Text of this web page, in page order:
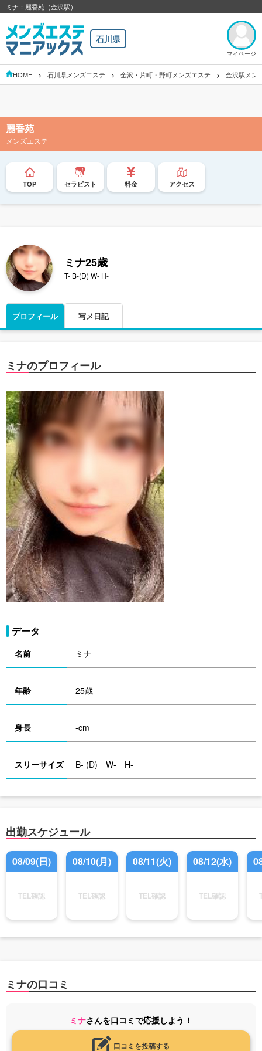
ミナ：麗香苑（金沢駅）
石川県
マイページ
HOME 石川県メンズエステ 金沢・片町・野町メンズエステ 金沢駅メン
麗香苑
メンズエステ
TOP セラピスト 料金 アクセス
ミナ25歳
T- B-(D) W- H-
プロフィール 写メ日記
ミナのプロフィール
データ
名前 ミナ
年齢 25歳
身長 -cm
スリーサイズ B- (D) W- H-
出勤スケジュール
08/09(日)
TEL確認
08/10(月)
TEL確認
08/11(火)
TEL確認
08/12(水)
TEL確認
ミナの口コミ
ミナさんを口コミで応援しよう！
口コミを投稿する